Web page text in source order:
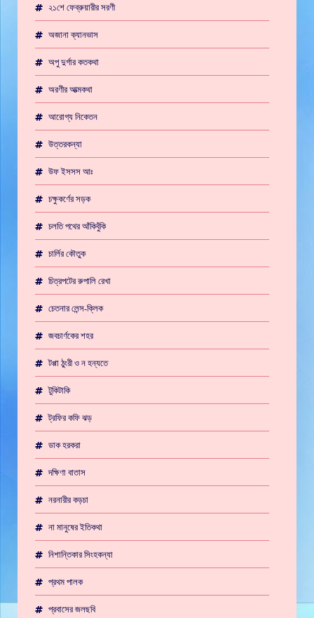
২১শে ফেব্রুয়ারীর সরণী
অজানা ক্যানভাস
অপু দুর্গার কতকথা
অরণীর আত্মকথা
আরোগ্য নিকেতন
উত্তরকন্যা
উফ ইসসস আঃ
চক্ষুকর্ণের সড়ক
চলতি পথের আঁকিবুঁকি
চার্লির কৌতুক
চিত্রপটের রুপালি রেখা
চেতনার লেন্স-ক্লিক
জবচার্ণকের শহর
টপ্পা ঠুংরী ও ন হন্যতে
টুকিটাকি
ট্রফির কফি ঝড়
ডাক হরকরা
দক্ষিণা বাতাস
নরনারীর কড়চা
না মানুষের ইতিকথা
নিশান্তিকার সিংহকন্যা
প্রথম পালক
প্রবাসের জলছবি